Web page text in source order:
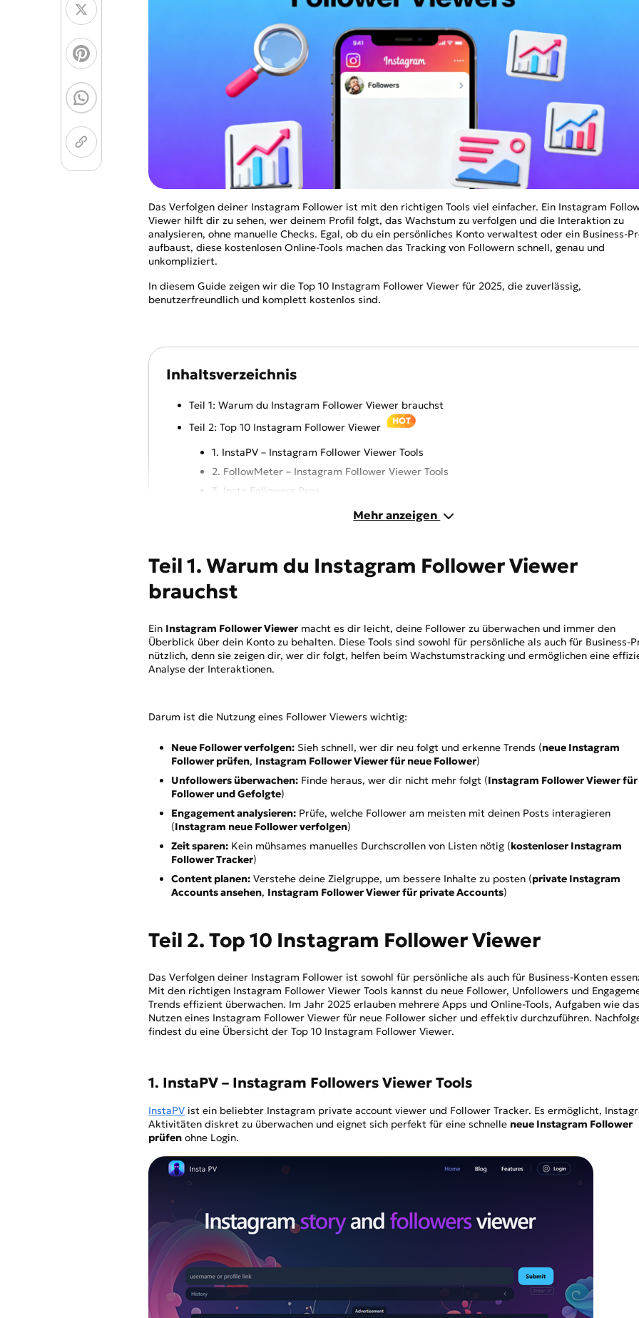
Modellvorlagen und
NEU
Nano Banana 2 Nano Banana Pro
TOP
Qwen-Image-2.0
Malvorlagen-Generator
Chibi-Maker
Alle Effekte
Das Verfolgen deiner Instagram Follower ist mit den richtigen Tools viel einfacher. Ein Instagram
Viewer hilft dir zu sehen, wer deinem Profil folgt, das Wachstum zu verfolgen und die Interaktion zu
analysieren, ohne manuelle Checks. Egal, ob du ein persönliches Konto verwaltest oder ein Business-
aufbaust, diese kostenlosen Online-Tools machen das Tracking von Followern schnell, genau und
unkompliziert.
In diesem Guide zeigen wir die Top 10 Instagram Follower Viewer für 2025, die zuverlässig,
benutzerfreundlich und komplett kostenlos sind.
Inhaltsverzeichnis
Teil 1: Warum du Instagram Follower Viewer brauchst
Teil 2: Top 10 Instagram Follower Viewer
HOT
1. InstaPV – Instagram Follower Viewer Tools
2. FollowMeter – Instagram Follower Viewer Tools
3. Insta Followers Pro+
7. NapoleonCat – Instagram Followers App
8. Kicksta
10. Followers Pro+ für Instagram
Teil 3: Wie du einen sicheren Instagram Follower Viewer wählst
Teil 4: Instagram Follower effektiv analysieren
Teil 6: FAQs zu Instagram Follower Viewern
Mehr anzeigen
Teil 1. Warum du Instagram Follower Viewer
brauchst
Ein Instagram Follower Viewer macht es dir leicht, deine Follower zu überwachen und immer den
Überblick über dein Konto zu behalten. Diese Tools sind sowohl für persönliche als auch für Business-
nützlich, denn sie zeigen dir, wer dir folgt, helfen beim Wachstumstracking und ermöglichen eine
Analyse der Interaktionen.
Darum ist die Nutzung eines Follower Viewers wichtig:
Neue Follower verfolgen: Sieh schnell, wer dir neu folgt und erkenne Trends (neue Instagram
Follower prüfen, Instagram Follower Viewer für neue Follower)
Unfollowers überwachen: Finde heraus, wer dir nicht mehr folgt (Instagram Follower Viewer für
Follower und Gefolgte)
Engagement analysieren: Prüfe, welche Follower am meisten mit deinen Posts interagieren
(Instagram neue Follower verfolgen)
Zeit sparen: Kein mühsames manuelles Durchscrollen von Listen nötig (kostenloser Instagram
Follower Tracker)
Content planen: Verstehe deine Zielgruppe, um bessere Inhalte zu posten (private Instagram
Accounts ansehen, Instagram Follower Viewer für private Accounts)
Teil 2. Top 10 Instagram Follower Viewer
Das Verfolgen deiner Instagram Follower ist sowohl für persönliche als auch für Business-Konten
Mit den richtigen Instagram Follower Viewer Tools kannst du neue Follower, Unfollowers und
Trends effizient überwachen. Im Jahr 2025 erlauben mehrere Apps und Online-Tools, Aufgaben wie
Nutzen eines Instagram Follower Viewer für neue Follower sicher und effektiv durchzuführen.
findest du eine Übersicht der Top 10 Instagram Follower Viewer.
1. InstaPV – Instagram Followers Viewer Tools
InstaPV ist ein beliebter Instagram private account viewer und Follower Tracker. Es ermöglicht,
Aktivitäten diskret zu überwachen und eignet sich perfekt für eine schnelle neue Instagram Follower
prüfen ohne Login.